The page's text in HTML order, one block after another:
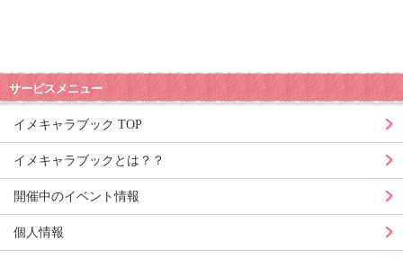
サービスメニュー
イメキャラブック TOP
イメキャラブックとは？？
開催中のイベント情報
個人情報